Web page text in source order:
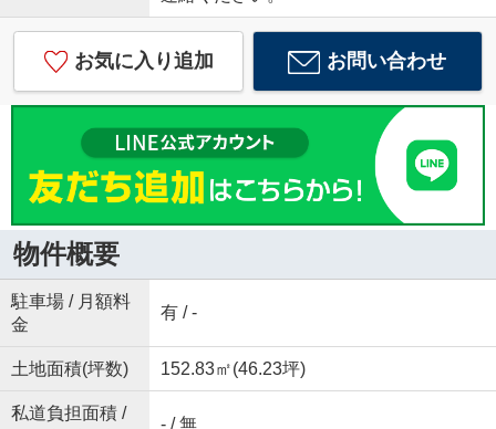
お気に入り追加 お問い合わせ
物件概要
駐車場 / 月額料
金
有 / -
土地面積(坪数) 152.83㎡(46.23坪)
私道負担面積 /
- / 無